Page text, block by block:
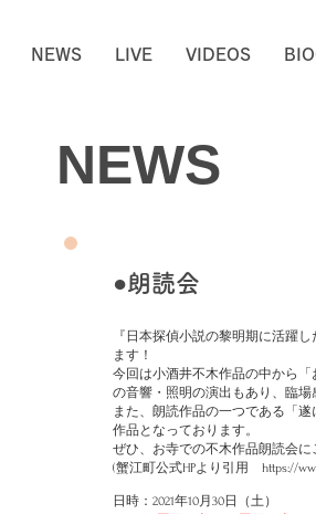
NEWS LIVE VIDEOS
NEWS
​●朗読会
『日本探偵小説の黎明期に活躍
ます！
今回は小酒井不木作品の中から
の音響・照明の演出もあり、臨場
また、朗読作品の一つである「
作品となっております。
ぜひ、お寺での不木作品朗読会に
(蟹江町公式HPより引用 https://
日時：2021年10月30日（土）